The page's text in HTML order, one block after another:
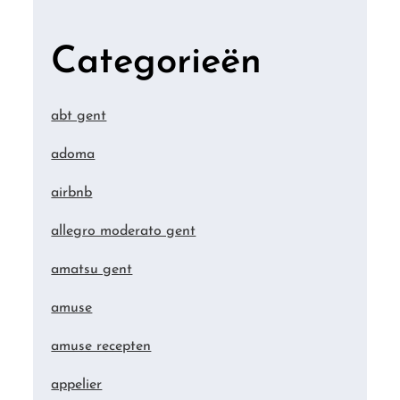
Categorieën
abt gent
adoma
airbnb
allegro moderato gent
amatsu gent
amuse
amuse recepten
appelier